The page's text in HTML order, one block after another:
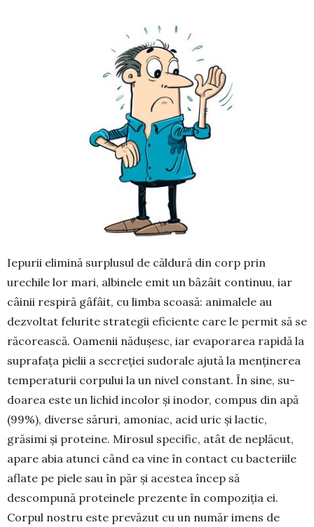
Iepurii elimină surplusul de căldură din corp prin
urechile lor mari, albinele emit un bâzâit con­tinuu, iar
câinii respiră gâfâit, cu limba scoa­să: ani­malele au
dezvoltat felurite strategii efi­ciente care le permit să se
răcorească. Oamenii nădu­șesc, iar evaporarea rapidă la
suprafața pielii a secreției sudorale ajută la menținerea
tempe­raturii corpului la un nivel constant. În sine, su­
doa­rea este un lichid incolor și inodor, compus din apă
(99%), diverse săruri, amoniac, acid uric și lactic,
grăsimi și proteine. Mirosul specific, atât de ne­plăcut,
apare abia atunci când ea vine în contact cu bacteriile
aflate pe piele sau în păr și acestea încep să
descompună proteinele prezente în compoziția ei.
Corpul nostru este prevăzut cu un număr imens de